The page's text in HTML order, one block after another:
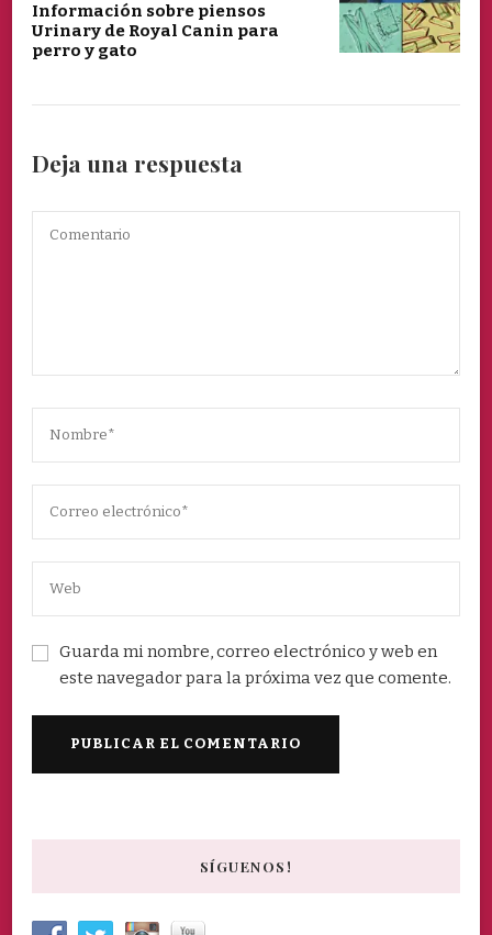
Información sobre piensos
Urinary de Royal Canin para
perro y gato
Deja una respuesta
Guarda mi nombre, correo electrónico y web en
este navegador para la próxima vez que comente.
SÍGUENOS!